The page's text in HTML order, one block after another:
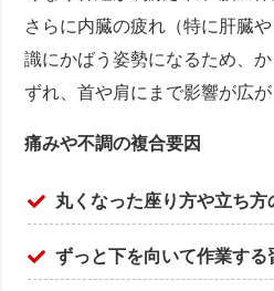
さらに内臓の疲れ（特に肝臓
識にかばう姿勢になるため、
ずれ、首や肩にまで影響が広が
痛みや不調の複合要因
丸くなった座り方や立ち方
ずっと下を向いて作業する